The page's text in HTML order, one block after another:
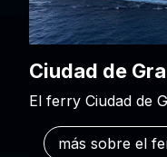
Ciudad de
El ferry Ciudad de
más sobre el